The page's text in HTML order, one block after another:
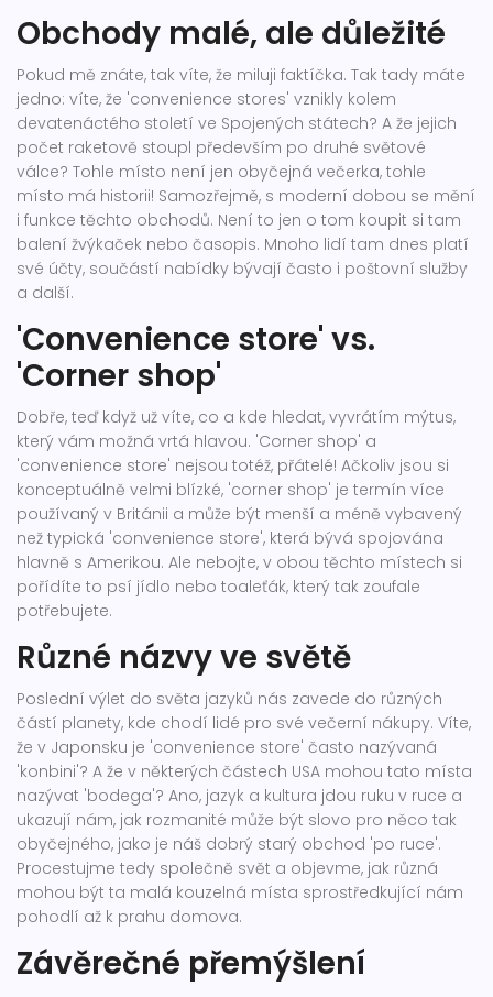
Obchody malé, ale důležité
Pokud mě znáte, tak víte, že miluji faktíčka. Tak tady máte
jedno: víte, že 'convenience stores' vznikly kolem
devatenáctého století ve Spojených státech? A že jejich
počet raketově stoupl především po druhé světové
válce? Tohle místo není jen obyčejná večerka, tohle
místo má historii! Samozřejmě, s moderní dobou se mění
i funkce těchto obchodů. Není to jen o tom koupit si tam
balení žvýkaček nebo časopis. Mnoho lidí tam dnes platí
své účty, součástí nabídky bývají často i poštovní služby
a další.
'Convenience store' vs.
'Corner shop'
Dobře, teď když už víte, co a kde hledat, vyvrátím mýtus,
který vám možná vrtá hlavou. 'Corner shop' a
'convenience store' nejsou totéž, přátelé! Ačkoliv jsou si
konceptuálně velmi blízké, 'corner shop' je termín více
používaný v Británii a může být menší a méně vybavený
než typická 'convenience store', která bývá spojována
hlavně s Amerikou. Ale nebojte, v obou těchto místech si
pořídíte to psí jídlo nebo toaleťák, který tak zoufale
potřebujete.
Různé názvy ve světě
Poslední výlet do světa jazyků nás zavede do různých
částí planety, kde chodí lidé pro své večerní nákupy. Víte,
že v Japonsku je 'convenience store' často nazývaná
'konbini'? A že v některých částech USA mohou tato místa
nazývat 'bodega'? Ano, jazyk a kultura jdou ruku v ruce a
ukazují nám, jak rozmanité může být slovo pro něco tak
obyčejného, jako je náš dobrý starý obchod 'po ruce'.
Procestujme tedy společně svět a objevme, jak různá
mohou být ta malá kouzelná místa sprostředkující nám
pohodlí až k prahu domova.
Závěrečné přemýšlení